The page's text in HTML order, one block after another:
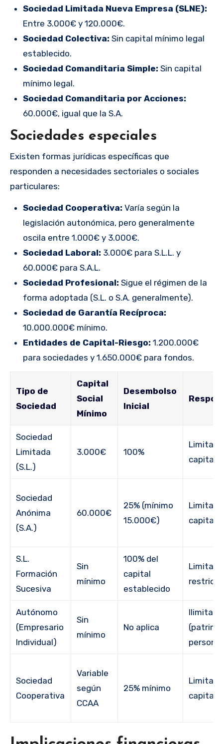
Sociedad Limitada Nueva Empresa (SLNE):
Entre 3.000€ y 120.000€.
Sociedad Colectiva: Sin capital mínimo legal
establecido.
Sociedad Comanditaria Simple: Sin capital
mínimo legal.
Sociedad Comanditaria por Acciones:
60.000€, igual que la S.A.
Sociedades especiales
Existen formas jurídicas específicas que
responden a necesidades sectoriales o sociales
particulares:
Sociedad Cooperativa: Varía según la
legislación autonómica, pero generalmente
oscila entre 1.000€ y 3.000€.
Sociedad Laboral: 3.000€ para S.L.L. y
60.000€ para S.A.L.
Sociedad Profesional: Sigue el régimen de la
forma adoptada (S.L. o S.A. generalmente).
Sociedad de Garantía Recíproca:
10.000.000€ mínimo.
Entidades de Capital-Riesgo: 1.200.000€
para sociedades y 1.650.000€ para fondos.
Tipo de
Sociedad
Capital
Social
Mínimo
Desembolso
Inicial
Sociedad
Limitada
(S.L.)
3.000€ 100%
capital
Sociedad
Anónima
(S.A.)
60.000€
25% (mínimo
15.000€)
capital
S.L.
Formación
Sucesiva
Sin
mínimo
100% del
capital
establecido
Autónomo
(Empresario
Individual)
Sin
mínimo
No aplica
Ilimitada
Sociedad
Cooperativa
Variable
según
CCAA
25% mínimo
capital